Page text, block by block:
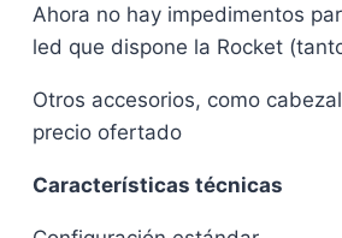
Ahora no hay impedimentos
led que dispone la Rocket
Otros accesorios, como
precio ofertado
Características técnicas